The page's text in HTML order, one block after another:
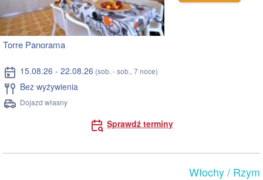
Torre Panorama
15.08.26 - 22.08.26 (sob. - sob., 7 noce)
Bez wyżywienia
Dojazd własny
Sprawdź terminy
Włochy/ Rzym